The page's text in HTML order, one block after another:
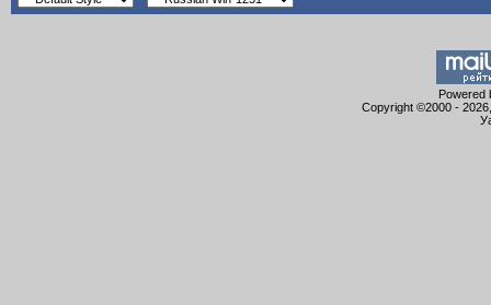
Powered
Copyright ©2000 -